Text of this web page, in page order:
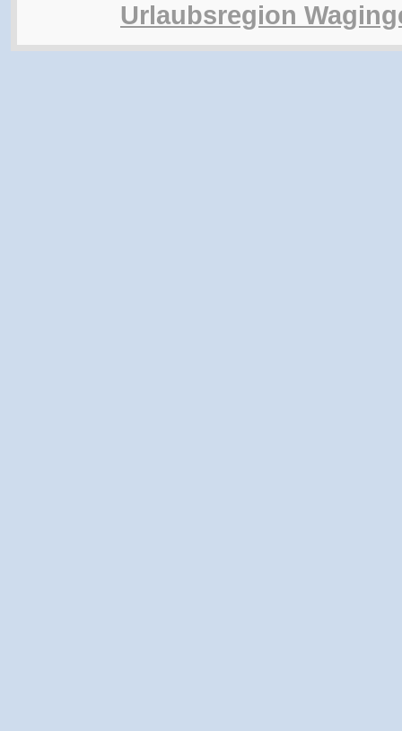
Urlaubsregion